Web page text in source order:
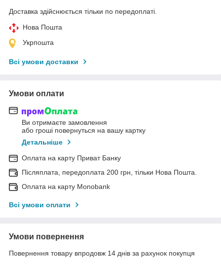
Доставка здійснюється тільки по передоплаті.
Нова Пошта
Укрпошта
Всі умови доставки
Умови оплати
Ви отримаєте замовлення
або гроші повернуться на вашу картку
Детальніше
Оплата на карту Приват Банку
Післяплата, передоплата 200 грн, тільки Нова Пошта.
Оплата на карту Monobank
Всі умови оплати
Умови повернення
Повернення товару впродовж 14 днів за рахунок покупця